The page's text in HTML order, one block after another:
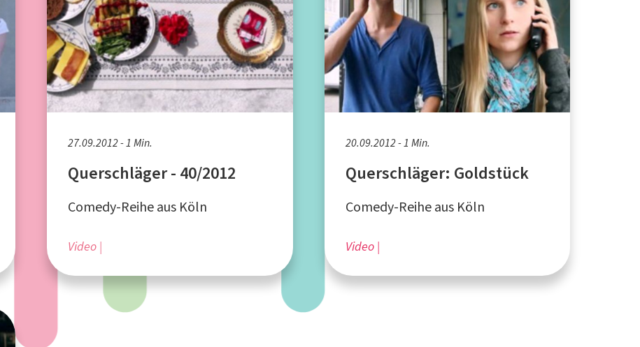
27.09.2012 - 1 Min.
Querschläger - 40/2012
Comedy-Reihe aus Köln
Video
20.09.2012 - 1 Min.
Querschläger: Goldstück
Comedy-Reihe aus Köln
Video